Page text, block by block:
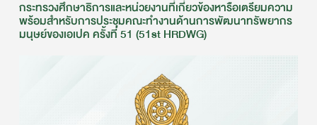
กระทรวงศึกษาธิการและหน่วยงานที่เกี่ยวข้องหารือเตรียมความ
พร้อมสำหรับการประชุมคณะทำงานด้านการพัฒนาทรัพยากร
มนุษย์ของเอเปค ครั้งที่ 51 (51st HRDWG)